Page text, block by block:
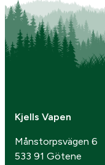
Kjells Vapen
Månstorpsvägen 6
533 91 Götene